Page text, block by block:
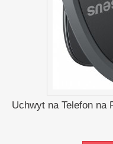
Uchwyt na Telefon na